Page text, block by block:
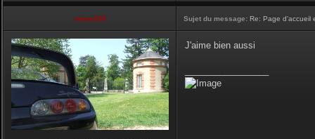
vmax330 Sujet du message: Re: Page d'accueil
J'aime bien aussi